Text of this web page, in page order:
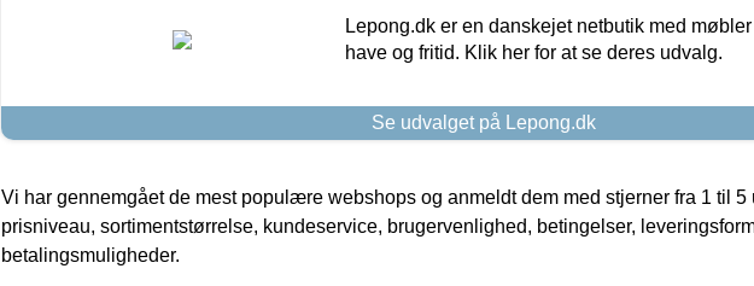
Lepong.dk er en danskejet netbutik med
have og fritid. Klik her for at se deres udvalg.
Se udvalget på Lepong.dk
Vi har gennemgået de mest populære webshops og anmeldt dem med stjerner fra 1 til 5
prisniveau, sortimentstørrelse, kundeservice, brugervenlighed, betingelser,
betalingsmuligheder.